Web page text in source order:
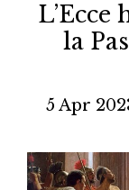
la
5 Apr